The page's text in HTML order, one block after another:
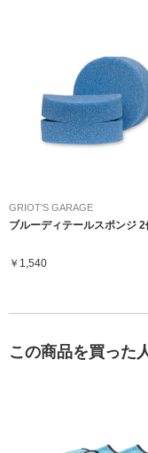
GRIOT'S GARAGE
ブルーディテールスポンジ 2
￥1,540
この商品を買った